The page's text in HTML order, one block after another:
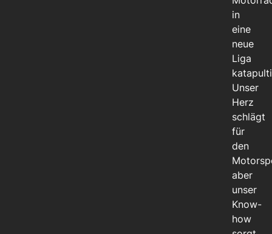
in
eine
neue
Liga
Unser
Herz
schlägt
für
den
aber
unser
Know-
how